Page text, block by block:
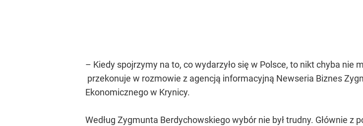
– Kiedy spojrzymy na to, co wydarzyło się w Polsce, to nikt chyba
przekonuje w rozmowie z agencją informacyjną Newseria Biznes
Ekonomicznego w Krynicy.
Według Zygmunta Berdychowskiego wybór nie był trudny. Głównie